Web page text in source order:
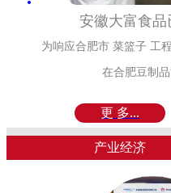
安徽大富食品
为响应合肥市 菜篮子 工
在合肥豆制
更 多...
产业经济